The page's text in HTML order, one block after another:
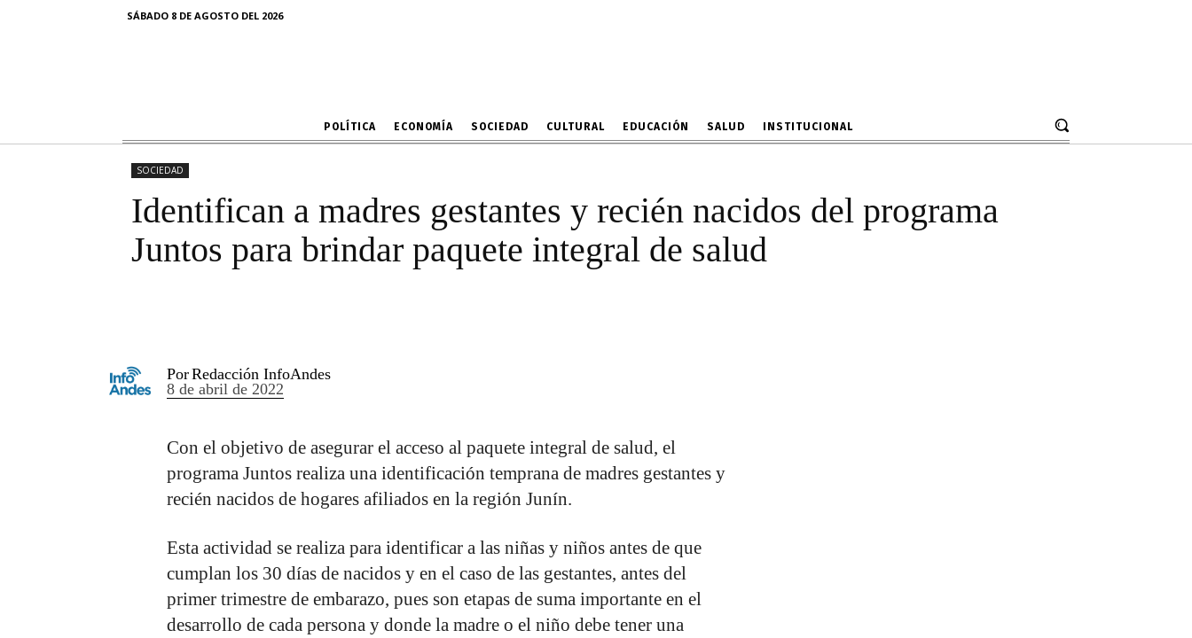
SÁBADO 8 DE AGOSTO DEL 2026
POLÍTICA ECONOMÍA SOCIEDAD CULTURAL EDUCACIÓN SALUD INSTITUCIONAL
programa Juntos para brindar paquete integral de
SOCIEDAD
Identifican a madres gestantes y recién nacidos del programa
Juntos para brindar paquete integral de salud
PorRedacción InfoAndes
8 de abril de 2022
Con el objetivo de asegurar el acceso al paquete integral de salud, el
programa Juntos realiza una identificación temprana de madres gestantes y
recién nacidos de hogares afiliados en la región Junín.
Esta actividad se realiza para identificar a las niñas y niños antes de que
cumplan los 30 días de nacidos y en el caso de las gestantes, antes del
primer trimestre de embarazo, pues son etapas de suma importante en el
desarrollo de cada persona y donde la madre o el niño debe tener una